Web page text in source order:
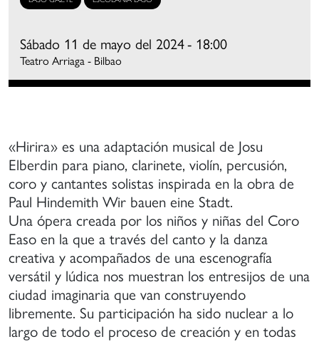
Sábado 11 de mayo del 2024- 18:00
Teatro Arriaga - Bilbao
«Hirira» es una adaptación musical de Josu
Elberdin para piano, clarinete, violín, percusión,
coro y cantantes solistas inspirada en la obra de
Paul Hindemith Wir bauen eine Stadt.
Una ópera creada por los niños y niñas del Coro
Easo en la que a través del canto y la danza
creativa y acompañados de una escenografía
versátil y lúdica nos muestran los entresijos de una
ciudad imaginaria que van construyendo
libremente. Su participación ha sido nuclear a lo
largo de todo el proceso de creación y en todas